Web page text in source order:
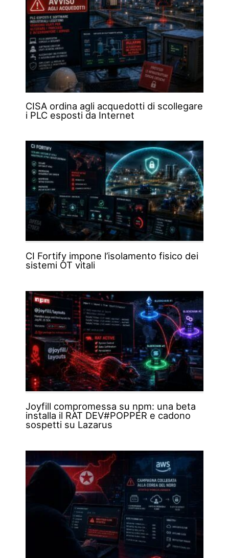
CISA ordina agli acquedotti di scollegare
i PLC esposti da Internet
CI Fortify impone l’isolamento fisico dei
sistemi OT vitali
Joyfill compromessa su npm: una beta
installa il RAT DEV#POPPER e cadono
sospetti su Lazarus